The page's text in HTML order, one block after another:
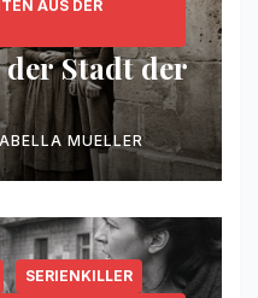
AUS DER
Stadt der
MUELLER
SERIENKILLER